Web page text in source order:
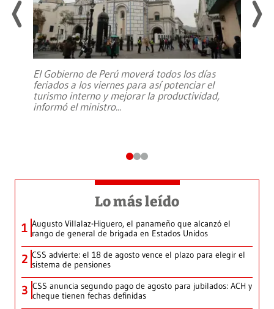
El Gobierno de Perú moverá todos los días
feriados a los viernes para así potenciar el
turismo interno y mejorar la productividad,
informó el ministro...
Lo más leído
1 Augusto Villalaz-Higuero, el panameño que alcanzó el
rango de general de brigada en Estados Unidos
2 CSS advierte: el 18 de agosto vence el plazo para elegir el
sistema de pensiones
3 CSS anuncia segundo pago de agosto para jubilados: ACH y
cheque tienen fechas definidas